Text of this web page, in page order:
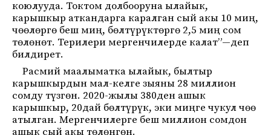
коюлууда. Токтом долбооруна ылайык,
карышкыр аткандарга каралган сый акы 10 миң,
чөөлөргө беш миң, бөлтүрүктөргө 2,5 миң сом
төлөнөт. Терилери мергенчилерде калат”—деп
билдирет.
Расмий маалыматка ылайык, былтыр
карышкырдын мал-келге зыяны 28 миллион
сомду түзгөн. 2020-жылы 380ден ашык
карышкыр, 20дай бөлтүрүк, эки миңге чукул чөө
атылган. Мергенчилерге беш миллион сомдон
ашык сый акы төлөнгөн.